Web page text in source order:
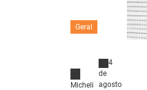
Geral
Micheli
4
de
agosto